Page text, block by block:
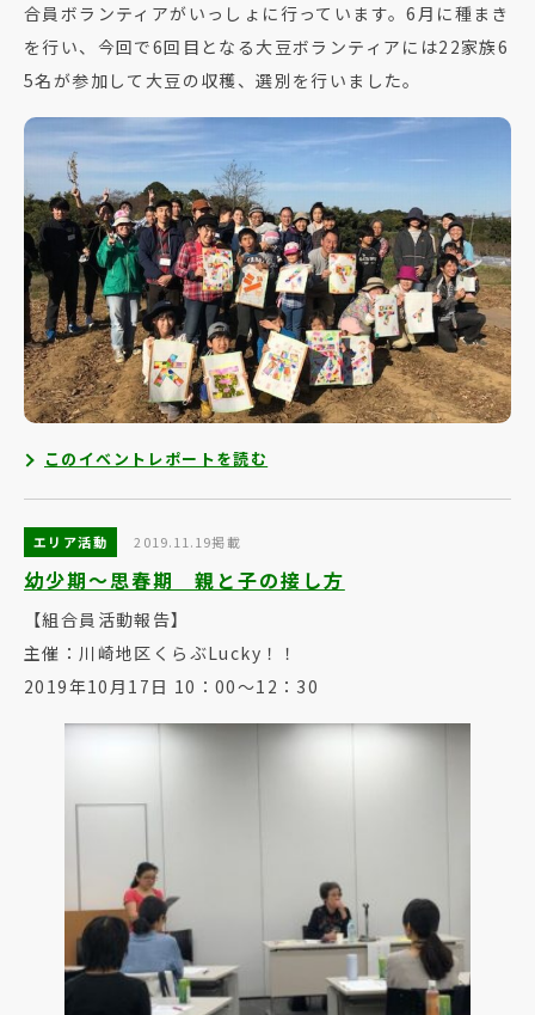
合員ボランティアがいっしょに行っています。6月に種まき
を行い、今回で6回目となる大豆ボランティアには22家族6
5名が参加して大豆の収穫、選別を行いました。
このイベントレポートを読む
エリア活動 2019.11.19掲載
幼少期〜思春期 親と子の接し方
【組合員活動報告】
主催：川崎地区くらぶLucky！！
2019年10月17日 10：00～12：30